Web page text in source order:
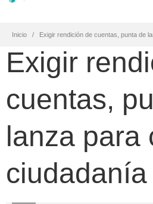
Inicio Exigir rendición de cuentas, punta de
Exigir
cuentas,
lanza para
ciudadanía